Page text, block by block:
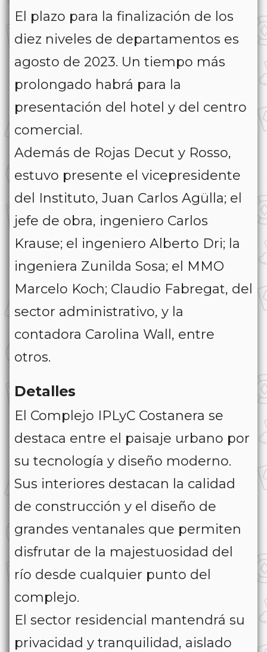
El plazo para la finalización de los
diez niveles de departamentos es
agosto de 2023. Un tiempo más
prolongado habrá para la
presentación del hotel y del centro
comercial.
Además de Rojas Decut y Rosso,
estuvo presente el vicepresidente
del Instituto, Juan Carlos Agülla; el
jefe de obra, ingeniero Carlos
Krause; el ingeniero Alberto Dri; la
ingeniera Zunilda Sosa; el MMO
Marcelo Koch; Claudio Fabregat, del
sector administrativo, y la
contadora Carolina Wall, entre
otros.
Detalles
El Complejo IPLyC Costanera se
destaca entre el paisaje urbano por
su tecnología y diseño moderno.
Sus interiores destacan la calidad
de construcción y el diseño de
grandes ventanales que permiten
disfrutar de la majestuosidad del
río desde cualquier punto del
complejo.
El sector residencial mantendrá su
privacidad y tranquilidad, aislado